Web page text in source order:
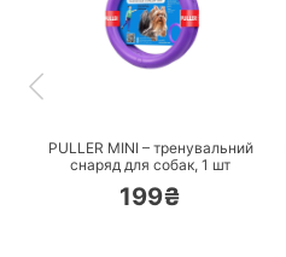
PULLER MINI – тренувальний
снаряд для собак, 1 шт
199₴